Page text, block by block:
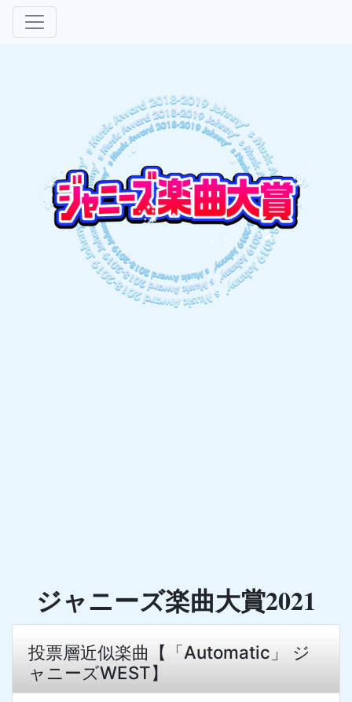
ジャニーズ楽曲大賞2021
投票層近似楽曲【「Automatic」 ジ
ャニーズWEST】